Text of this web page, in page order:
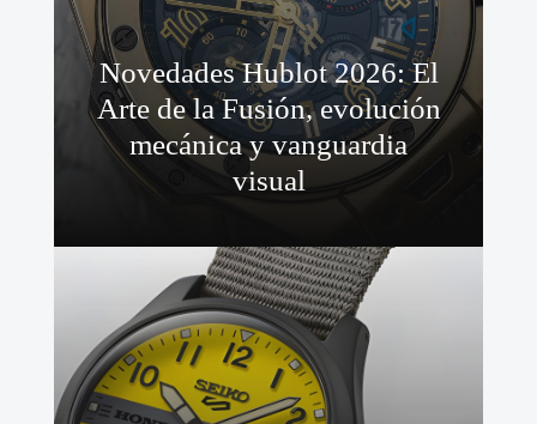
Novedades Hublot 2026: El
Arte de la Fusión, evolución
mecánica y vanguardia
visual